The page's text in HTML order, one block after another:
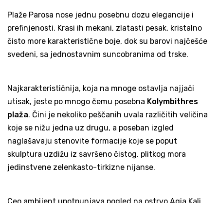
Plaže Parosa nose jednu posebnu dozu elegancije i
prefinjenosti. Krasi ih mekani, zlatasti pesak, kristalno
čisto more karakteristične boje, dok su barovi najčešće
svedeni, sa jednostavnim suncobranima od trske.
Najkarakterističnija, koja na mnoge ostavlja najjači
utisak, jeste po mnogo čemu posebna Kolymbithres
plaža. Čini je nekoliko peščanih uvala različitih veličina
koje se nižu jedna uz drugu, a poseban izgled
naglašavaju stenovite formacije koje se poput
skulptura uzdižu iz savršeno čistog, plitkog mora
jedinstvene zelenkasto-tirkizne nijanse.